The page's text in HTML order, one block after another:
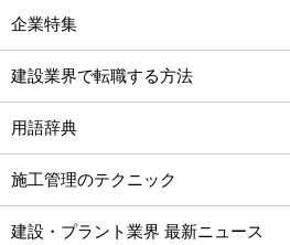
企業特集
建設業界で転職する方法
用語辞典
施工管理のテクニック
建設・プラント業界 最新ニュース